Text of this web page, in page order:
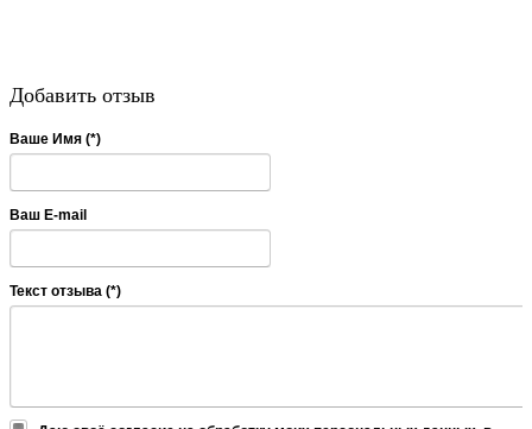
Добавить отзыв
Ваше Имя (*)
Ваш E-mail
Текст отзыва (*)